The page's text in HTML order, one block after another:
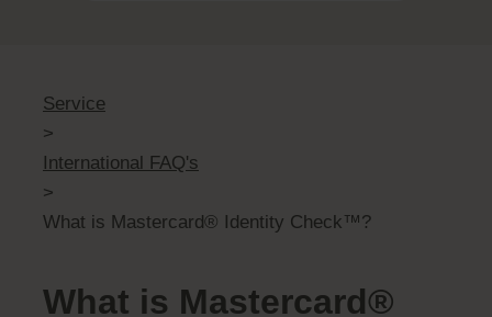
Service
>
International FAQ's
>
What is Mastercard® Identity Check™?
What is Mastercard®